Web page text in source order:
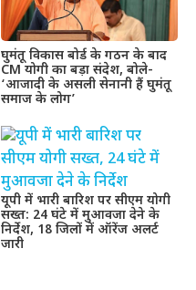
घुमंतू विकास बोर्ड के गठन के बाद
CM योगी का बड़ा संदेश, बोले-
‘आजादी के असली सेनानी हैं घुमंतू
समाज के लोग’
यूपी में भारी बारिश पर सीएम योगी
सख्त: 24 घंटे में मुआवजा देने के
निर्देश, 18 जिलों में ऑरेंज अलर्ट
जारी